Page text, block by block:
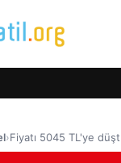
›Fiyatı 5045 TL'ye